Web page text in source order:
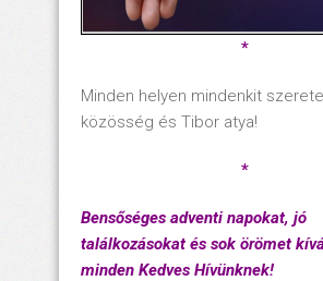
*
Minden helyen mindenkit
közösség és Tibor atya!
*
Bensőséges adventi napokat, jó
találkozásokat és sok örömet
minden Kedves Hívünknek!